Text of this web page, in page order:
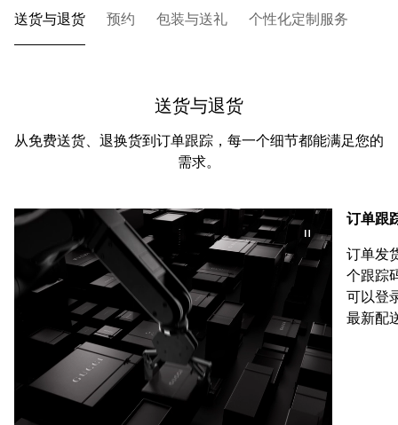
送货与退货 预约 包装与送礼 个性化定制服务
送货与退货
从免费送货、退换货到订单跟踪，每一个细节都能满足您的
需求。
订单跟
订单发
个跟踪
可以登
最新配